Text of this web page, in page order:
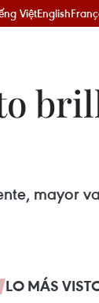
ViệtEnglish
mayor
LO MÁS